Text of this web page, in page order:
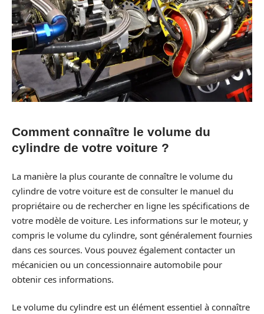
Comment connaître le volume du
cylindre de votre voiture ?
La manière la plus courante de connaître le volume du
cylindre de votre voiture est de consulter le manuel du
propriétaire ou de rechercher en ligne les spécifications de
votre modèle de voiture. Les informations sur le moteur, y
compris le volume du cylindre, sont généralement fournies
dans ces sources. Vous pouvez également contacter un
mécanicien ou un concessionnaire automobile pour
obtenir ces informations.
Le volume du cylindre est un élément essentiel à connaître